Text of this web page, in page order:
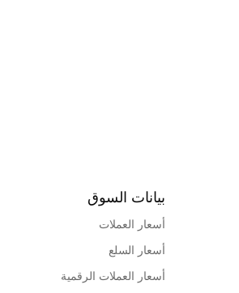
بيانات السوق
أسعار العملات
أسعار السلع
أسعار العملات الرقمية